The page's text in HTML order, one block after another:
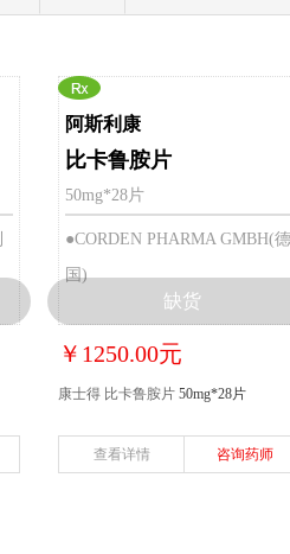
阿斯利康
比卡鲁胺片
50mg*28片
●CORDEN PHARMA GMBH(德
国)
￥1250.00元
康士得 比卡鲁胺片 50mg*28片
缺货
查看详情 咨询药师